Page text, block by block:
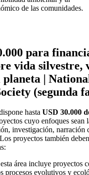
de las comunidades.
para
vida silvestre,
planeta |
(segunda
hasta USD 30.000
cuyo enfoques sean
investigación, narración
proyectos también
esta área incluye proyectos
procesos evolutivos y